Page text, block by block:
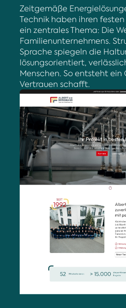
Zeitgemäße
Technik haben ihren
ein zentrales Thema: Die
Familienunternehmens.
Sprache spiegeln die
lösungsorientiert,
Menschen. So entsteht
Vertrauen schafft.